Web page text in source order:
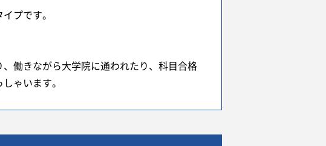
プです。
働きながら大学院に通われたり、科目合格
ゃいます。